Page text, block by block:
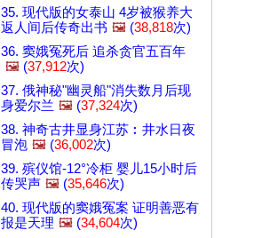
35. 现代版的女泰山 4岁被猴养大
返人间后传奇出书 🖼️ (38,818次)
36. 窦娥冤死后 追杀贪官五百年
🖼️ (37,912次)
37. 俄神秘"幽灵船"消失数月后现
身爱尔兰 🖼️ (37,324次)
38. 神奇古井显身江苏︰井水日夜
冒泡 🖼️ (36,002次)
39. 殡仪馆-12°冷柜 婴儿15小时后
传哭声 🖼️ (35,646次)
40. 现代版的窦娥冤案 证明善恶有
报是天理 🖼️ (34,604次)